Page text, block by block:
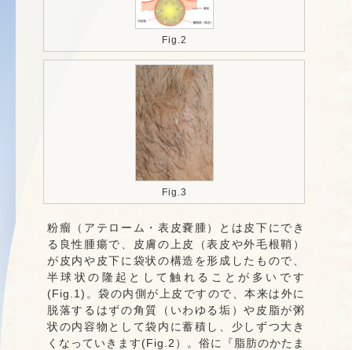
Fig.2
Fig.3
粉瘤（アテローム・表皮嚢腫）とは皮下にでき
る良性腫瘍で、皮膚の上皮（表皮や外毛根鞘）
が皮内や皮下に袋状の構造を形成したもので、
半球状の隆起として触れることが多いです
(Fig.1)。袋の内側が上皮ですので、本来は外に
脱落するはずの角質（いわゆる垢）や皮脂が粥
状の内容物として袋内に蓄積し、少しずつ大き
くなっていきます(Fig.2）。俗に『脂肪のかたま